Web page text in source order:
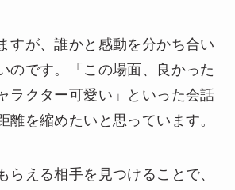
すが、誰かと感動を分かち合い
のです。「この場面、良かった
ラクター可愛い」といった会話
離を縮めたいと思っています。
らえる相手を見つけることで、